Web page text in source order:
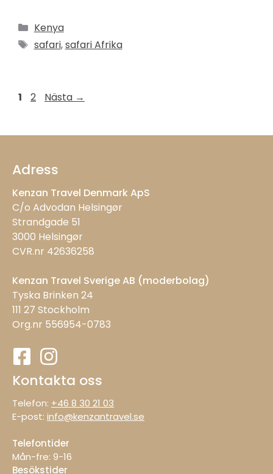
Kategorier
Kenya
Etiketter
safari,safari Afrika
Sida
1 Sida
2 Nästa →
Adress
Kenzan Travel Denmark ApS
C/o Advodan Helsingør
Strandgade 51
3000 Helsingør
CVR.nr 42636258
Kenzan Travel Sverige AB (moderbolag)
Tyska Brinken 24
111 27 Stockholm
Org.nr 556954-0783
Kontakta oss
Telefon: +46 8 30 21 03
E-post: info@kenzantravel.se
Telefontider
Mån-fre: 9−16
Besökstider